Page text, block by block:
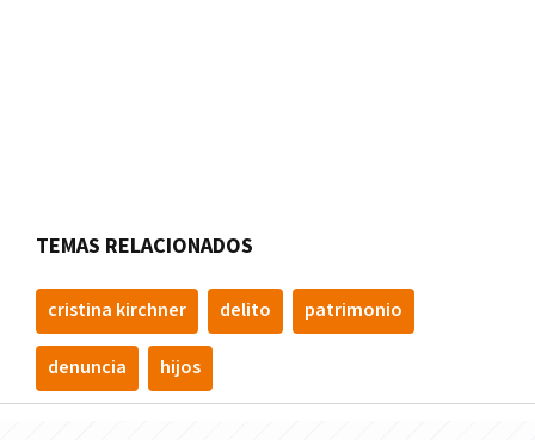
TEMAS RELACIONADOS
cristina kirchner delito patrimonio
denuncia hijos